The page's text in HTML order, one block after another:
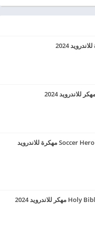
تحميل Soccer Hero PvP Football Game مهكرة للاندرويد